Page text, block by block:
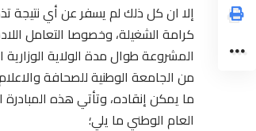
إلا ان كل ذلك لم يسفر عن أي نتيجة
كرامة الشغيلة، وخصوصا التعامل
المشروعة طوال مدة الولاية الوزارية
من الجامعة الوطنية للصحافة
ما يمكن إنقاده، وتأتي هذه
العام الوطني ما يلي؛